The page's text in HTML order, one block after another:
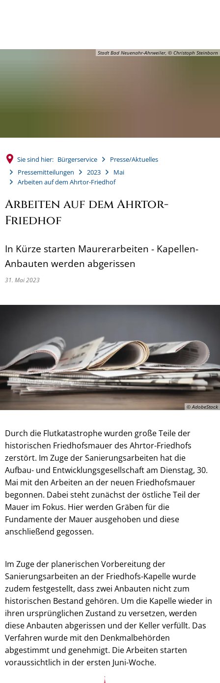
Stadt Bad Neuenahr-Ahrweiler, © Christoph Steinborn
Sie sind hier: Bürgerservice
Presse/Aktuelles
Pressemitteilungen
2023
Mai
Arbeiten auf dem Ahrtor-Friedhof
Arbeiten auf dem Ahrtor-
Friedhof
In Kürze starten Maurerarbeiten - Kapellen-
Anbauten werden abgerissen
31. Mai 2023
© AdobeStock
Durch die Flutkatastrophe wurden große Teile der
historischen Friedhofsmauer des Ahrtor-Friedhofs
zerstört. Im Zuge der Sanierungsarbeiten hat die
Aufbau- und Entwicklungsgesellschaft am Dienstag, 30.
Mai mit den Arbeiten an der neuen Friedhofsmauer
begonnen. Dabei steht zunächst der östliche Teil der
Mauer im Fokus. Hier werden Gräben für die
Fundamente der Mauer ausgehoben und diese
anschließend gegossen.
Im Zuge der planerischen Vorbereitung der
Sanierungsarbeiten an der Friedhofs-Kapelle wurde
zudem festgestellt, dass zwei Anbauten nicht zum
historischen Bestand gehören. Um die Kapelle wieder in
ihren ursprünglichen Zustand zu versetzen, werden
diese Anbauten abgerissen und der Keller verfüllt. Das
Verfahren wurde mit den Denkmalbehörden
abgestimmt und genehmigt. Die Arbeiten starten
voraussichtlich in der ersten Juni-Woche.